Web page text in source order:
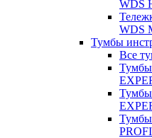
WDS
WDS
Тумбы
Все
Тумбы
Тумбы
Тумбы